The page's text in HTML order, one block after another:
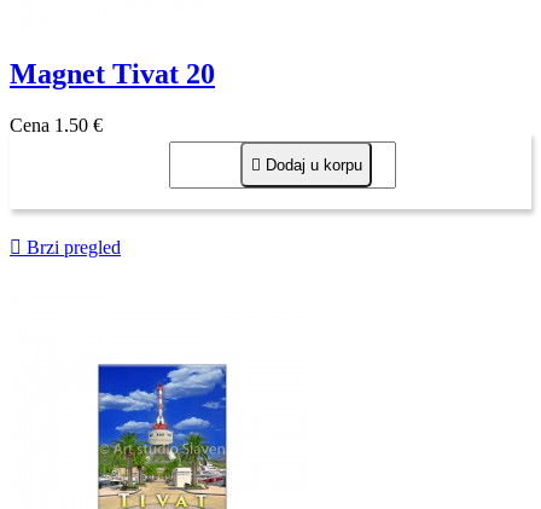
Magnet Tivat 20
Cena 1,50 €
 Dodaj u korpu
 Brzi pregled